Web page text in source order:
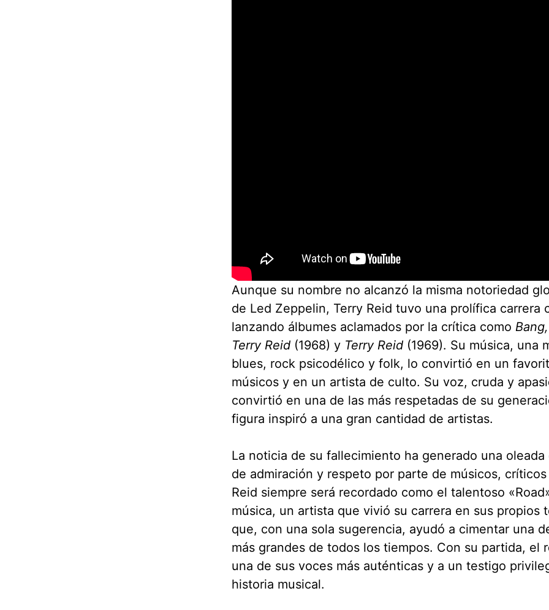
Aunque su nombre no alcanzó la misma notoriedad
de Led Zeppelin, Terry Reid tuvo una prolífica carrera
lanzando álbumes aclamados por la crítica como
Terry Reid(1968) y Terry Reid(1969). Su música, una
blues, rock psicodélico y folk, lo convirtió en un
músicos y en un artista de culto. Su voz, cruda y
convirtió en una de las más respetadas de su
figura inspiró a una gran cantidad de artistas.
La noticia de su fallecimiento ha generado una oleada
de admiración y respeto por parte de músicos,
Reid siempre será recordado como el talentoso
música, un artista que vivió su carrera en sus propios
que, con una sola sugerencia, ayudó a cimentar una
más grandes de todos los tiempos. Con su partida, el
una de sus voces más auténticas y a un testigo
historia musical.